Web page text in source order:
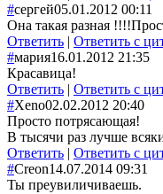
#сергей05.01.2012 00:11
Она такая разная
Ответить | Ответить с
#мария16.01.2012 21:35
Красавица!
Ответить | Ответить с
#Xeno02.02.2012 20:40
Просто потрясающая!
В тысячи раз лучше
Ответить | Ответить с
#Creon14.07.2014 09:31
Ты преувиличиваешь.